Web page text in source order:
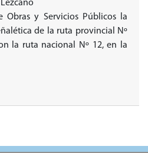
Obras y Servicios Públicos la
de la ruta provincial Nº
la ruta nacional Nº 12, en la